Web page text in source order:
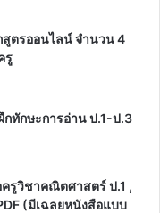
ตรออนไลน์ จำนวน 4
รู
ทักษะการอ่าน ป.1-ป.3
รูวิชาคณิตศาสตร์ ป.1 ,
(มีเฉลยหนังสือแบบ